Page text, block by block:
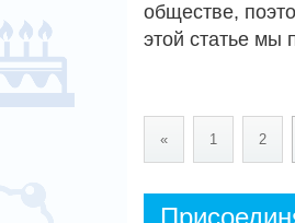
обществе,
этой статье мы
« 1 2